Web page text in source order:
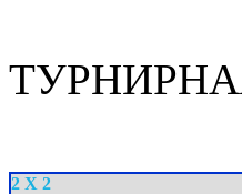
2 X 2